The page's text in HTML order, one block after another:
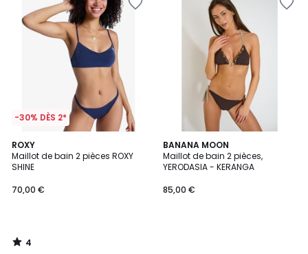
-30% DÈS 2*
ROXY
Maillot de bain 2 pièces ROXY
SHINE
70,00 €
4
/
5
4
/
BANANA MOON
Maillot de bain 2 pièces,
YERODASIA - KERANGA
85,00 €